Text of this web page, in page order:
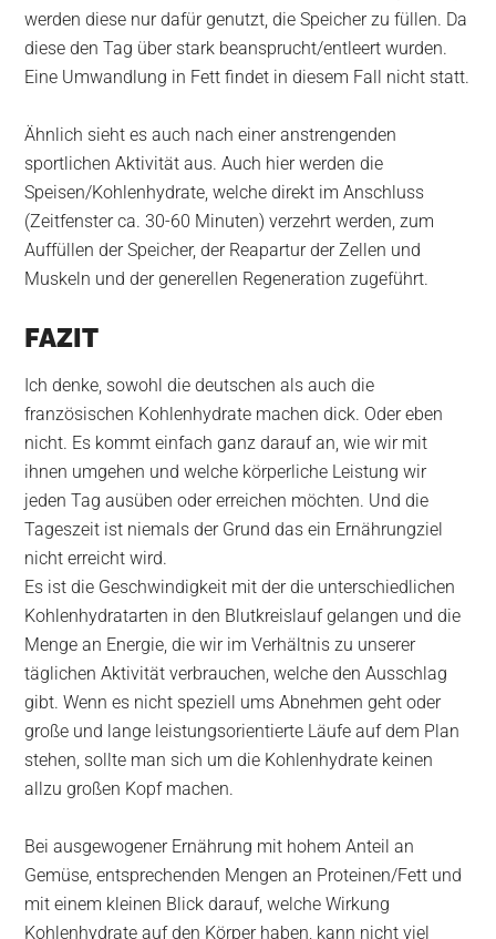
werden diese nur dafür genutzt, die Speicher zu füllen. Da
diese den Tag über stark beansprucht/entleert wurden.
Eine Umwandlung in Fett findet in diesem Fall nicht statt.
Ähnlich sieht es auch nach einer anstrengenden
sportlichen Aktivität aus. Auch hier werden die
Speisen/Kohlenhydrate, welche direkt im Anschluss
(Zeitfenster ca. 30-60 Minuten) verzehrt werden, zum
Auffüllen der Speicher, der Reapartur der Zellen und
Muskeln und der generellen Regeneration zugeführt.
FAZIT
Ich denke, sowohl die deutschen als auch die
französischen Kohlenhydrate machen dick. Oder eben
nicht. Es kommt einfach ganz darauf an, wie wir mit
ihnen umgehen und welche körperliche Leistung wir
jeden Tag ausüben oder erreichen möchten. Und die
Tageszeit ist niemals der Grund das ein Ernährungziel
nicht erreicht wird.
Es ist die Geschwindigkeit mit der die unterschiedlichen
Kohlenhydratarten in den Blutkreislauf gelangen und die
Menge an Energie, die wir im Verhältnis zu unserer
täglichen Aktivität verbrauchen, welche den Ausschlag
gibt. Wenn es nicht speziell ums Abnehmen geht oder
große und lange leistungsorientierte Läufe auf dem Plan
stehen, sollte man sich um die Kohlenhydrate keinen
allzu großen Kopf machen.
Bei ausgewogener Ernährung mit hohem Anteil an
Gemüse, entsprechenden Mengen an Proteinen/Fett und
mit einem kleinen Blick darauf, welche Wirkung
Kohlenhydrate auf den Körper haben, kann nicht viel